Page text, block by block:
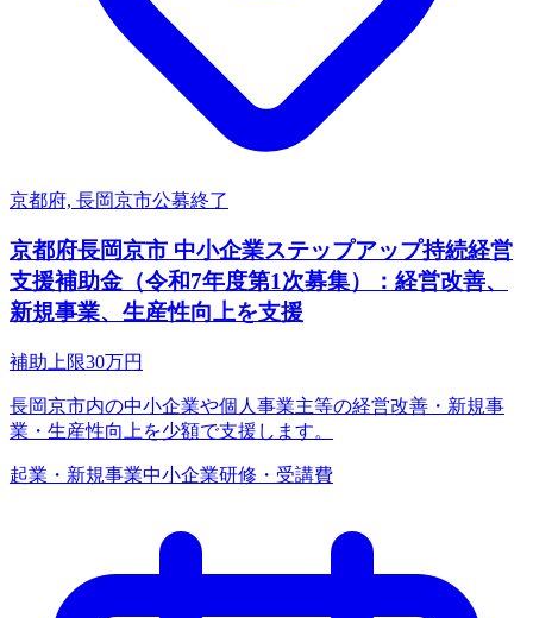
京都府, 長岡京市公募終了
京都府長岡京市 中小企業ステップアップ持続経営
支援補助金（令和7年度第1次募集）：経営改善、
新規事業、生産性向上を支援
補助上限30万円
長岡京市内の中小企業や個人事業主等の経営改善・新規事
業・生産性向上を少額で支援します。
起業・新規事業中小企業研修・受講費